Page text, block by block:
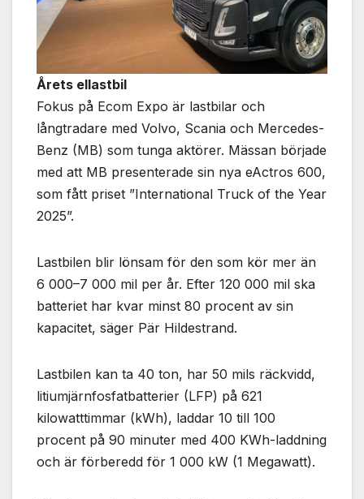
Årets ellastbil
Fokus på Ecom Expo är lastbilar och
långtradare med Volvo, Scania och Mercedes-
Benz (MB) som tunga aktörer. Mässan började
med att MB presenterade sin nya eActros 600,
som fått priset ”International Truck of the Year
2025”.
Lastbilen blir lönsam för den som kör mer än
6 000–7 000 mil per år. Efter 120 000 mil ska
batteriet har kvar minst 80 procent av sin
kapacitet, säger Pär Hildestrand.
Lastbilen kan ta 40 ton, har 50 mils räckvidd,
litiumjärnfosfatbatterier (LFP) på 621
kilowatttimmar (kWh), laddar 10 till 100
procent på 90 minuter med 400 KWh-laddning
och är förberedd för 1 000 kW (1 Megawatt).